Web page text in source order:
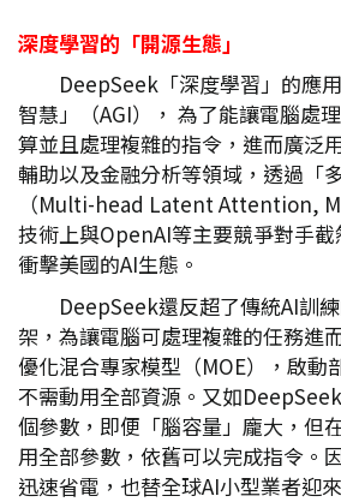
深度學習的「開源生態」
DeepSeek「深度學習」的應
智慧」（AGI）， 為了能讓電腦處
算並且處理複雜的指令，進而廣泛
輔助以及金融分析等領域，透過「
（Multi-head Latent Attention,
技術上與OpenAI等主要競爭對手
衝擊美國的AI生態。
DeepSeek還反超了傳統AI訓
架，為讓電腦可處理複雜的任務進
優化混合專家模型（MOE），啟動
不需動用全部資源。又如
個參數，即便「腦容量」龐大，但
用全部參數，依舊可以完成指令。
迅速省電，也替全球AI小型業者迎